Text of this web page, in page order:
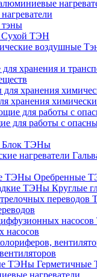
тэны
Сухой ТЭН
хранения и
хранения
для работы с
Блок ТЭНы
Оребренные
Круглые
насосов
нагреватели